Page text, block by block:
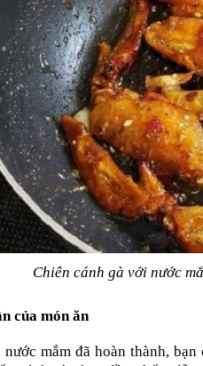
Chiên cánh gà với nước
của món ăn
mắm đã hoàn thành,